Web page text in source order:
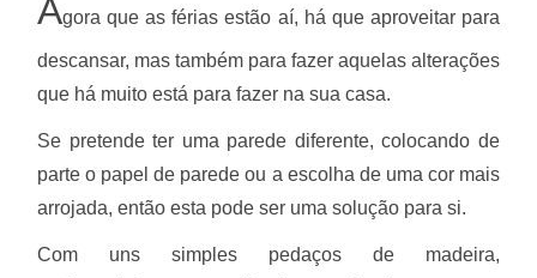
Agora que as férias estão aí, há que aproveitar para
descansar, mas também para fazer aquelas alterações
que há muito está para fazer na sua casa.
Se pretende ter uma parede diferente, colocando de
parte o papel de parede ou a escolha de uma cor mais
arrojada, então esta pode ser uma solução para si.
Com uns simples pedaços de madeira,